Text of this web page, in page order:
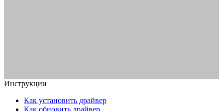
Инструкции
Как установить драйвер